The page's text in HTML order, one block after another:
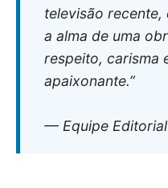
televisão
a alma de uma
respeito, carisma
apaixonante.”
— Equipe Editorial